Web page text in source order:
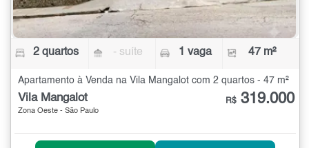
2 quartos - suíte 1 vaga 47 m²
Apartamento à Venda na Vila Mangalot com 2 quartos - 47 m²
Vila Mangalot
Zona Oeste - São Paulo
R$ 319.000